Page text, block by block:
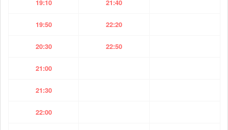
19:10 21:40
19:50 22:20
20:30 22:50
21:00
21:30
22:00